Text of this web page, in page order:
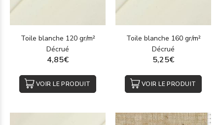
Toile blanche 120 gr/m²
Décrué
4,85€
VOIR LE PRODUIT
Toile blanche 160 gr/m²
Décrué
5,25€
VOIR LE PRODUIT